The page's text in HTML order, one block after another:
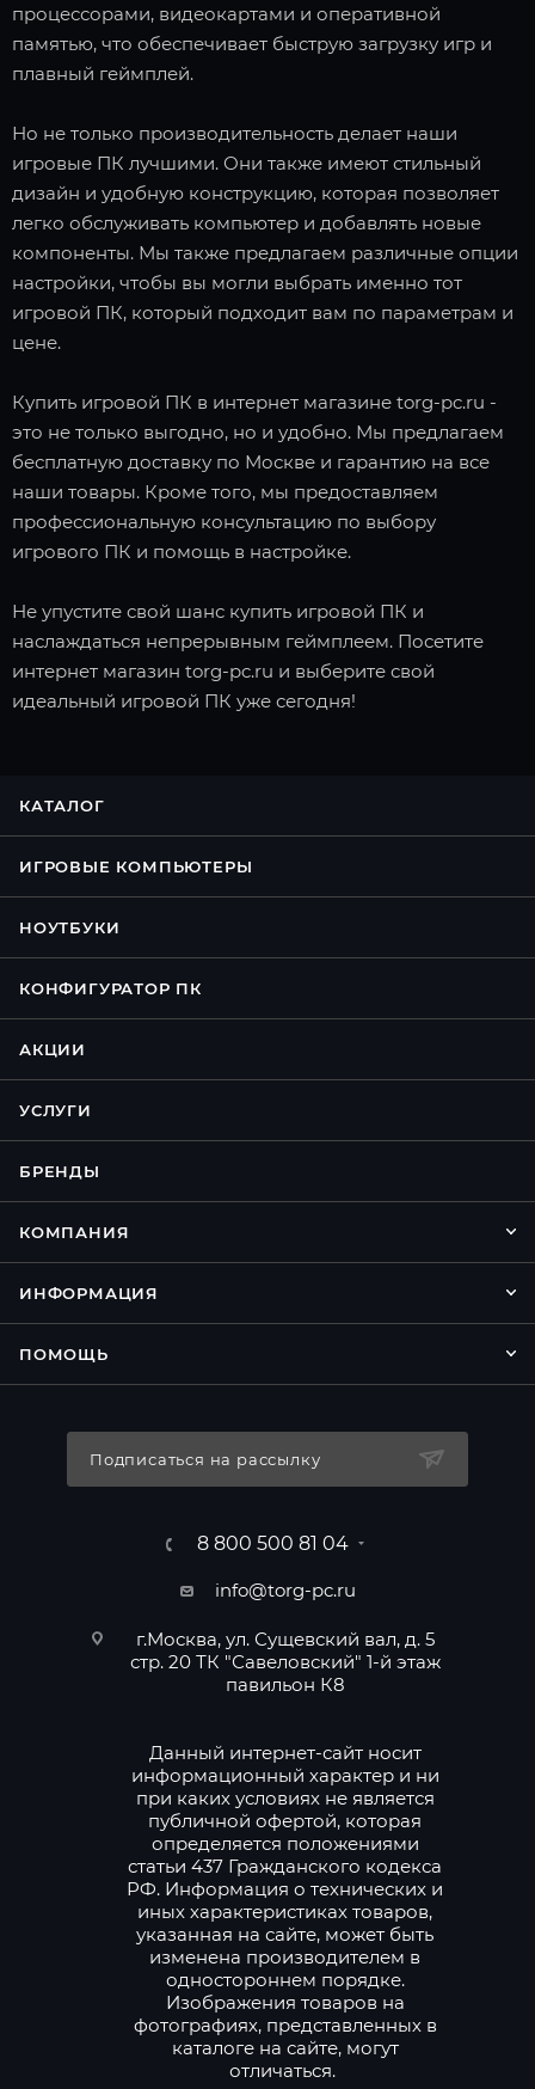
процессорами, видеокартами и оперативной
памятью, что обеспечивает быструю загрузку игр и
плавный геймплей.
Но не только производительность делает наши
игровые ПК лучшими. Они также имеют стильный
дизайн и удобную конструкцию, которая позволяет
легко обслуживать компьютер и добавлять новые
компоненты. Мы также предлагаем различные опции
настройки, чтобы вы могли выбрать именно тот
игровой ПК, который подходит вам по параметрам и
цене.
Купить игровой ПК в интернет магазине torg-pc.ru -
это не только выгодно, но и удобно. Мы предлагаем
бесплатную доставку по Москве и гарантию на все
наши товары. Кроме того, мы предоставляем
профессиональную консультацию по выбору
игрового ПК и помощь в настройке.
Не упустите свой шанс купить игровой ПК и
наслаждаться непрерывным геймплеем. Посетите
интернет магазин torg-pc.ru и выберите свой
идеальный игровой ПК уже сегодня!
КАТАЛОГ
ИГРОВЫЕ КОМПЬЮТЕРЫ
НОУТБУКИ
КОНФИГУРАТОР ПК
АКЦИИ
УСЛУГИ
БРЕНДЫ
КОМПАНИЯ
ИНФОРМАЦИЯ
ПОМОЩЬ
Подписаться на рассылку
8 800 500 81 04
info@torg-pc.ru
г.Москва, ул. Сущевский вал, д. 5
стр. 20 ТК "Савеловский" 1-й этаж
павильон К8
Данный интернет-сайт носит
информационный характер и ни
при каких условиях не является
публичной офертой, которая
определяется положениями
статьи 437 Гражданского кодекса
РФ. Информация о технических и
иных характеристиках товаров,
указанная на сайте, может быть
изменена производителем в
одностороннем порядке.
Изображения товаров на
фотографиях, представленных в
каталоге на сайте, могут
отличаться.